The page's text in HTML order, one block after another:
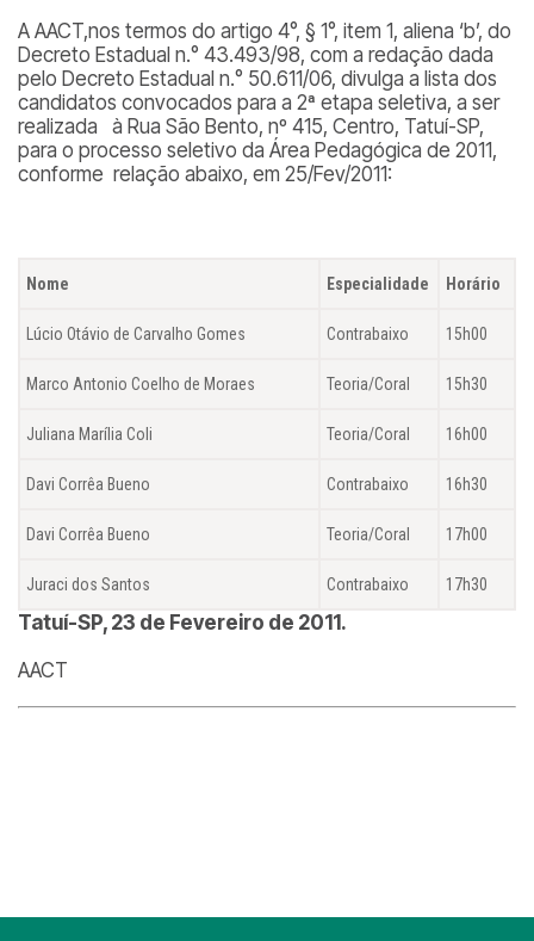
A AACT,nos termos do artigo 4°, § 1°, item 1, aliena ‘b’, do
Decreto Estadual n.° 43.493/98, com a redação dada
pelo Decreto Estadual n.° 50.611/06, divulga a lista dos
candidatos convocados para a 2ª etapa seletiva, a ser
realizada à Rua São Bento, nº 415, Centro, Tatuí-SP,
para o processo seletivo da Área Pedagógica de 2011,
conforme relação abaixo, em 25/Fev/2011:
Nome Especialidade Horário
Lúcio Otávio de Carvalho Gomes Contrabaixo 15h00
Marco Antonio Coelho de Moraes Teoria/Coral 15h30
Juliana Marília Coli Teoria/Coral 16h00
Davi Corrêa Bueno Contrabaixo 16h30
Davi Corrêa Bueno Teoria/Coral 17h00
Juraci dos Santos Contrabaixo 17h30
Tatuí-SP, 23 de Fevereiro de 2011.
AACT